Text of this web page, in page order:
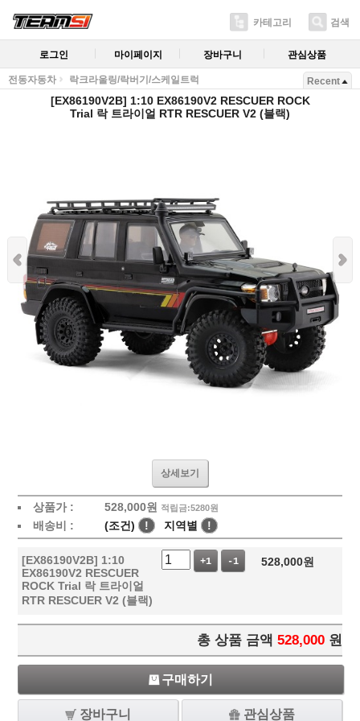
카테고리 검색
로그인 마이페이지 장바구니 관심상품
전동자동차 락크라울링/락버기/스케일트럭 Recent
[EX86190V2B] 1:10 EX86190V2 RESCUER ROCK
Trial 락 트라이얼 RTR RESCUER V2 (블랙)
상세보기
상품가 : 528,000원 적립금:5280원
배송비 : (조건) ! 지역별 !
[EX86190V2B] 1:10
EX86190V2 RESCUER
ROCK Trial 락 트라이얼
RTR RESCUER V2 (블랙)
+1 -1 528,000원
총 상품 금액 528,000 원
구매하기
장바구니 관심상품